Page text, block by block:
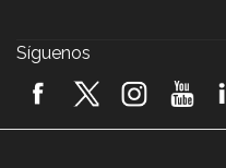
2026! (video)
Síguenos